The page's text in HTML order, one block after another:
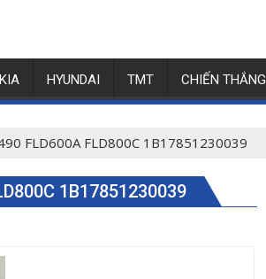
KIA HYUNDAI TMT CHIẾN THẮNG
FLD600A FLD800C 1B17851230039
1B17851230039